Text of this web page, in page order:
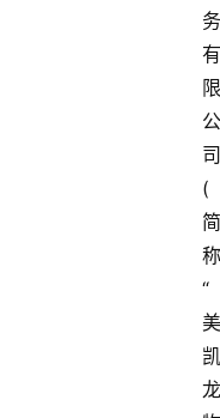
务
有
限
公
司
(
简
称
“
美
凯
龙